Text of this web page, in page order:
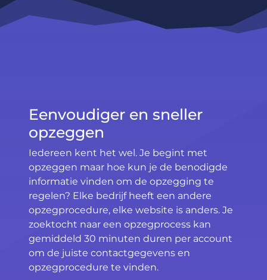
Eenvoudiger en sneller
opzeggen
Iedereen kent het wel. Je begint met
opzeggen maar hoe kun je de benodigde
informatie vinden om de opzegging te
regelen? Elke bedrijf heeft een andere
opzegprocedure, elke website is anders. Je
zoektocht naar een opzegprocess kan
gemiddeld 30 minuten duren per account
om de juiste contactgegevens en
opzegprocedure te vinden.